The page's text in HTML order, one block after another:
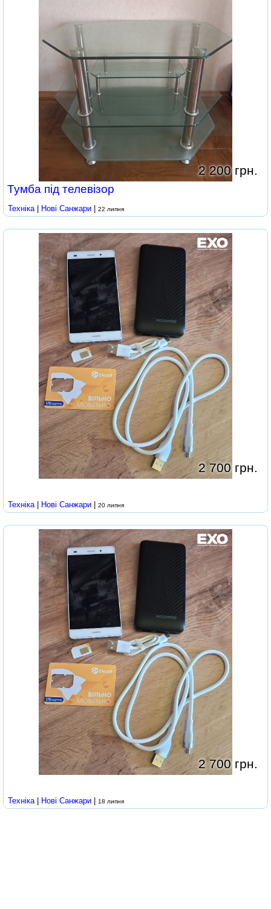
2 200 грн.
Тумба під телевізор
Техніка | Нові Cанжари | 22 липня
2 700 грн.
Техніка| Нові Cанжари 20 липня
2 700 грн.
Техніка| Нові Cанжари 18 липня